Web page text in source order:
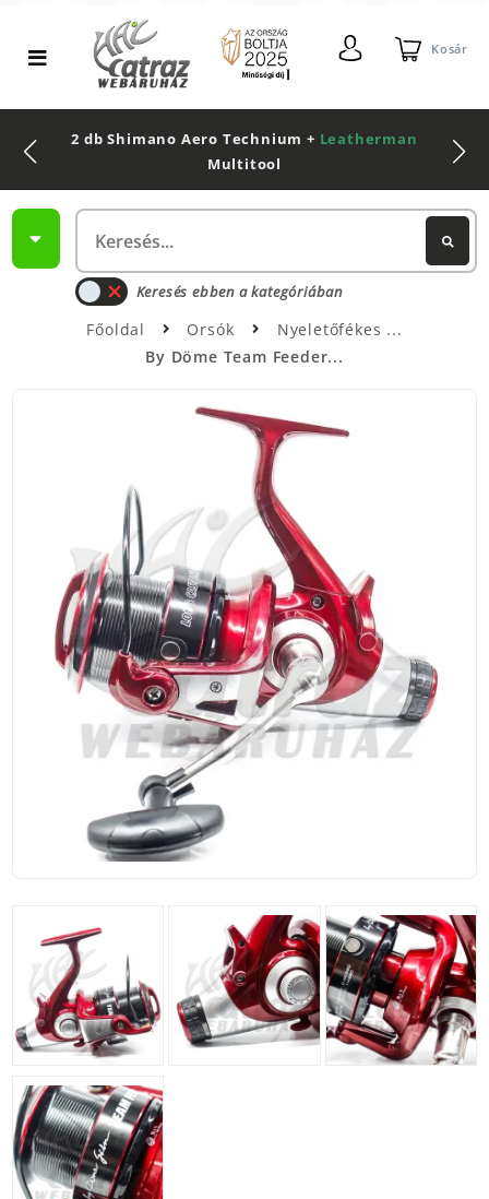
Kosár
2 db Shimano Aero Technium + Leatherman
Multitool
Keresés ebben a kategóriában
Főoldal Orsók
Nyeletőfékes
By Döme Team Feeder...